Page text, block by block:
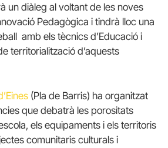
un diàleg al voltant de les noves
Pedagògica i tindrà lloc una
amb els tècnics d’Educació i
territorialització d’aquests
(Pla de Barris) ha organitzat
que debatrà les porositats
els equipaments i els territoris
comunitaris culturals i